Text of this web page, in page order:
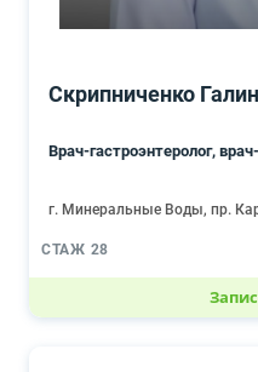
Скрипниченко
Врач-гастроэнтеролог,
г. Минеральные Воды, пр.
СТАЖ 28